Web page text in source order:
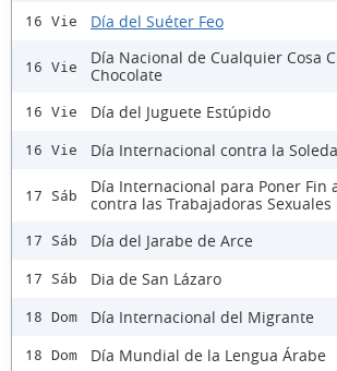
16 Vie Día del Suéter Feo
16 Vie
Día Nacional de Cualquier Cosa
Chocolate
16 Vie Día del Juguete Estúpido
16 Vie Día Internacional contra la
17 Sáb
Día Internacional para Poner Fin
contra las Trabajadoras Sexuales
17 Sáb Día del Jarabe de Arce
17 Sáb Dia de San Lázaro
18 Dom Día Internacional del Migrante
18 Dom Día Mundial de la Lengua Árabe